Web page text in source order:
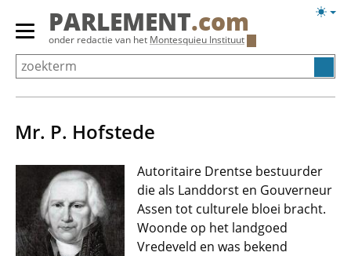
Overslaan
Primair
menu
tonen/verbergen
PARLEMENT.com
onder redactie van het Montesquieu Instituut
Mr. P. Hofstede
Autoritaire Drentse bestuurder
die als Landdorst en Gouverneur
Assen tot culturele bloei bracht.
Woonde op het landgoed
Vredeveld en was bekend